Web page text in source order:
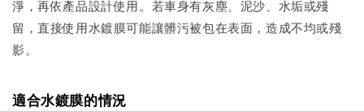
淨，再依產品設計使用。若車身有灰塵、泥沙、水垢或殘
留，直接使用水鍍膜可能讓髒污被包在表面，造成不均或殘
影。
適合水鍍膜的情況